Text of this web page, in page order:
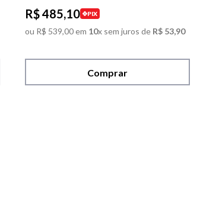
R$485,10 PIX
ou R$ 539,00em 10x sem juros de R$ 53,90
Comprar